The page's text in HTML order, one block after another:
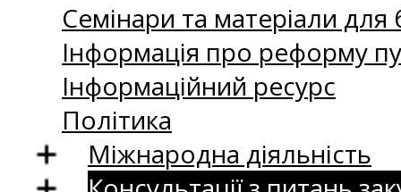
Семінари та матеріали для
Інформація про реформу
Інформаційний ресурс
Політика
Міжнародна діяльність